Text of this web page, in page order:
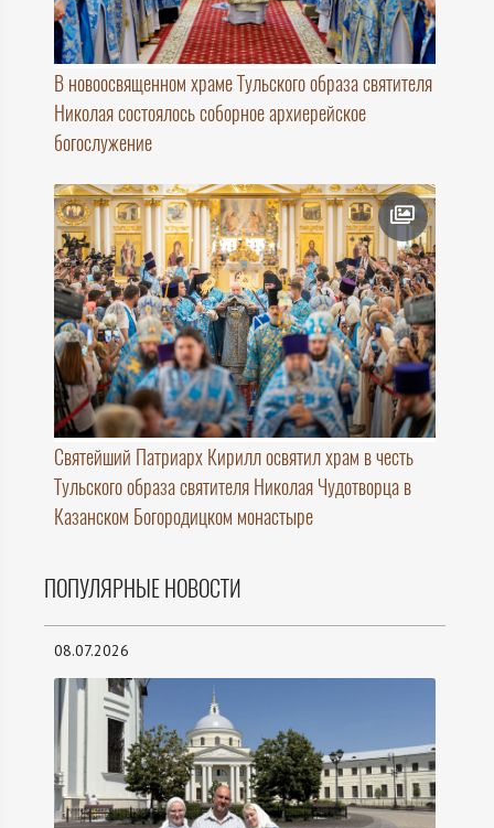
В новоосвященном храме Тульского образа святителя
Николая состоялось соборное архиерейское
богослужение
Святейший Патриарх Кирилл освятил храм в честь
Тульского образа святителя Николая Чудотворца в
Казанском Богородицком монастыре
ПОПУЛЯРНЫЕ НОВОСТИ
08.07.2026